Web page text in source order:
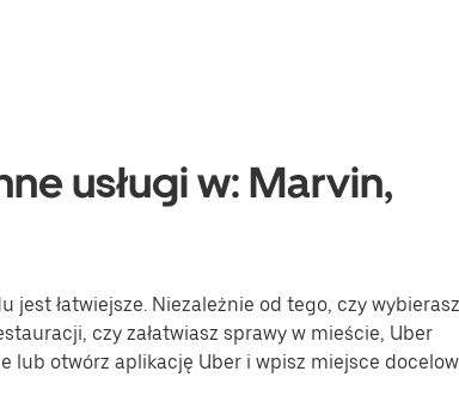
usługi w: Marvin,
łatwiejsze. Niezależnie od tego, czy wybierasz
czy załatwiasz sprawy w mieście, Uber
lub otwórz aplikację Uber i wpisz miejsce